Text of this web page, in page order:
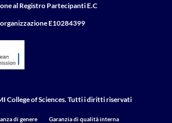
al Registro Partecipanti E.C
E10284399
College of Sciences. Tutti i diritti riservati
di genere Garanzia di qualità interna